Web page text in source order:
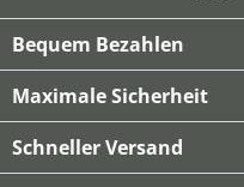
Bequem Bezahlen
Maximale Sicherheit
Schneller Versand